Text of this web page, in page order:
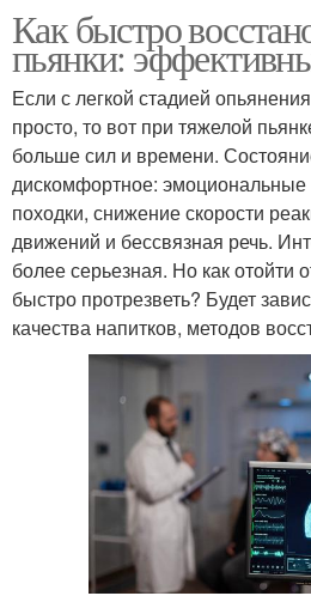
Как быстро
пьянки:
Если с легкой стадией
просто, то вот при тяжелой
больше сил и времени.
дискомфортное: эмоциональные
походки, снижение скорости
движений и бессвязная речь.
более серьезная. Но как отойти
быстро протрезветь? Будет
качества напитков, методов